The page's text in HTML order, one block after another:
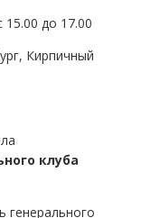
15.00 до 17.00
Кирпичный
клуба
генерального